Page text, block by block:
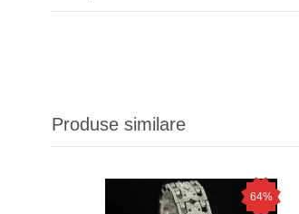
Produse similare
64%